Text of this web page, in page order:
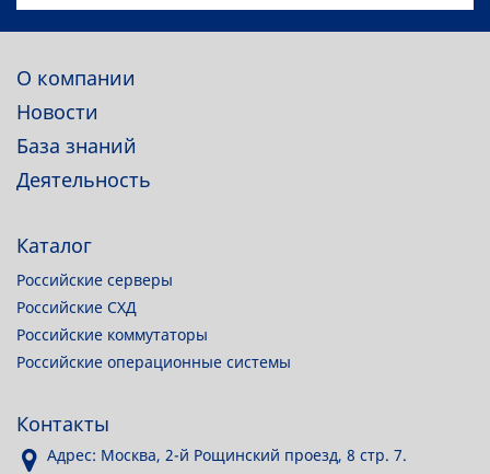
О компании
Новости
База знаний
Деятельность
Каталог
Российские серверы
Российские СХД
Российские коммутаторы
Российские операционные системы
Контакты
Адрес: Москва, 2-й Рощинский проезд, 8 стр. 7.